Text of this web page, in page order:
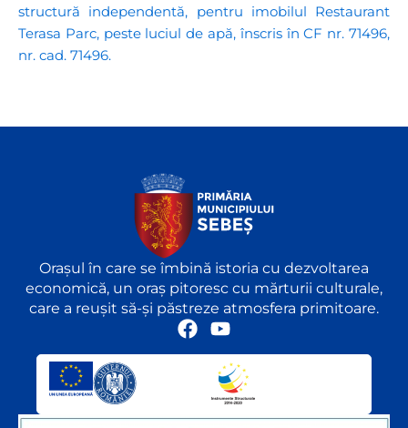
structură independentă, pentru imobilul Restaurant
Terasa Parc, peste luciul de apă, înscris în CF nr. 71496,
nr. cad. 71496.
Orașul în care se îmbină istoria cu dezvoltarea
economică, un oraș pitoresc cu mărturii culturale,
care a reușit să-și păstreze atmosfera primitoare.
F
Y
u
t
u